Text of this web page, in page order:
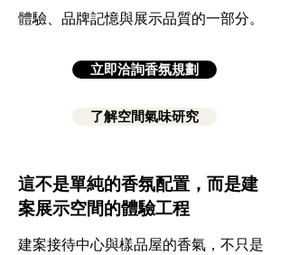
體驗、品牌記憶與展示品質的一部分。
立即洽詢香氛規劃
了解空間氣味研究
這不是單純的香氛配置，而是建
案展示空間的體驗工程
建案接待中心與樣品屋的香氣，不只是